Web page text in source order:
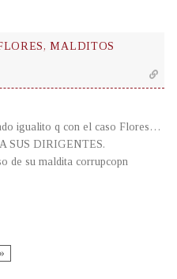
MALDITOS
igualito q con el caso Flores…
SUS DIRIGENTES.
de su maldita corrupcopn